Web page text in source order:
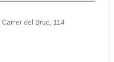
Carrer del Bruc, 114